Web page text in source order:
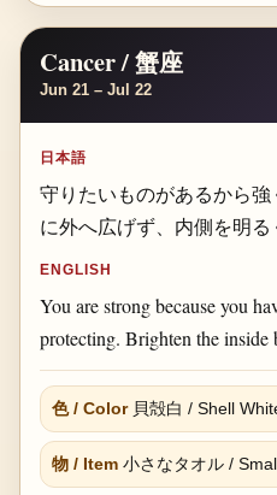
Cancer / 蟹座
Jun 21 – Jul 22
日本語
守りたいものがあるから
に外へ広げず、内側を明る
ENGLISH
You are strong because you
protecting. Brighten the inside
色 / Color貝殻白 / Shell
物 / Item小さなタオル /